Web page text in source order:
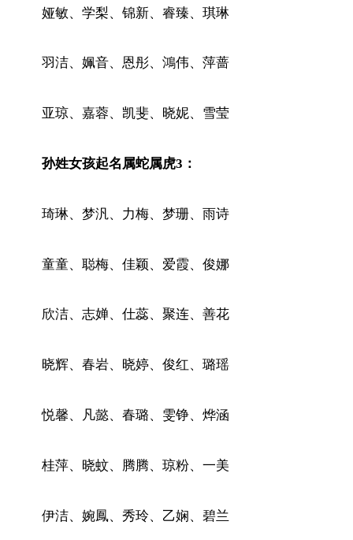
娅敏、学梨、锦新、睿臻、琪琳
羽洁、姵音、恩彤、鴻伟、萍蔷
亚琼、嘉蓉、凯斐、晓妮、雪莹
孙姓女孩起名属蛇属虎3：
琦琳、梦汎、力梅、梦珊、雨诗
童童、聪梅、佳颖、爱霞、俊娜
欣洁、志婵、仕蕊、聚连、善花
晓辉、春岩、晓婷、俊红、璐瑶
悦馨、凡懿、春璐、雯铮、烨涵
桂萍、晓蚊、腾腾、琼粉、一美
伊洁、婉鳳、秀玲、乙娴、碧兰